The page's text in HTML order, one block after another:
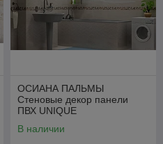
ОСИАНА ПАЛЬМЫ
Стеновые декор панели
ПВХ UNIQUE
В наличии